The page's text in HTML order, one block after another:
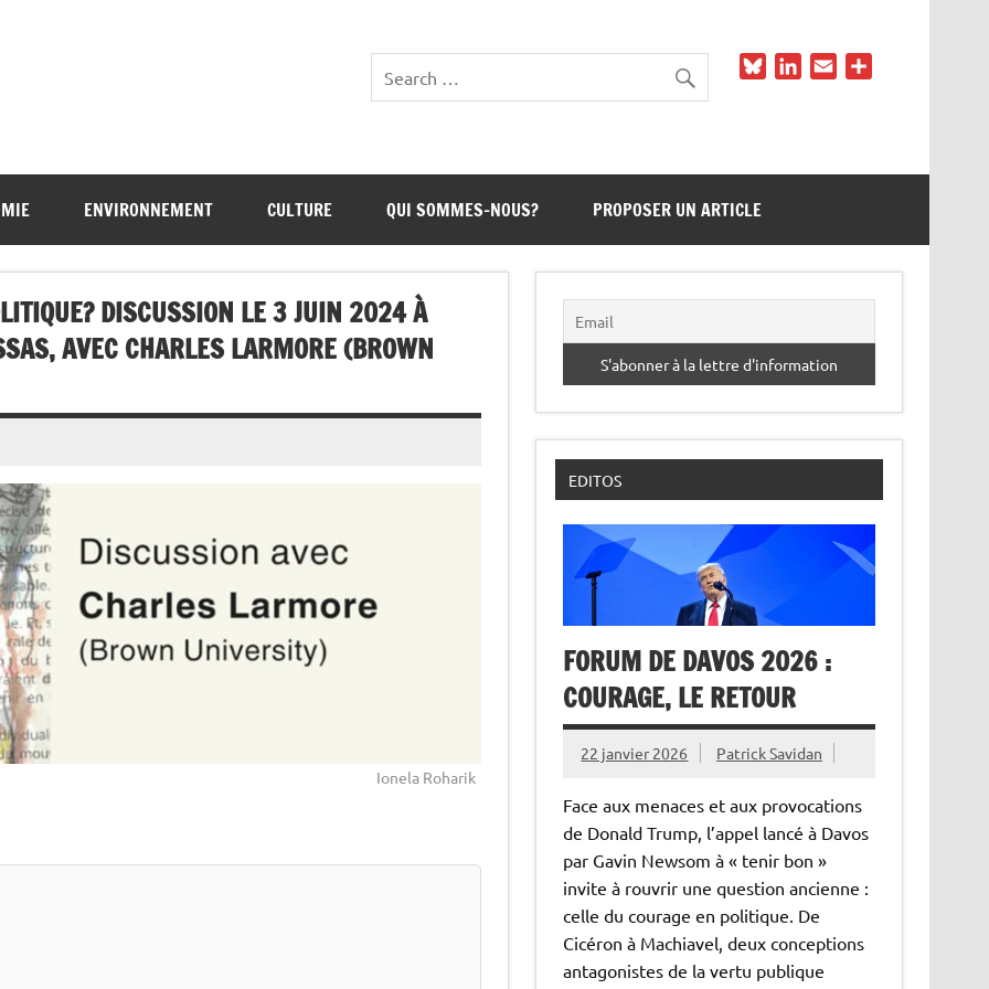
BlueskyLinkedIn
Email
ENVIRONNEMENT CULTURE QUI SOMMES-NOUS? PROPOSER UN ARTICLE
DISCUSSION LE 3 JUIN 2024 À
AVEC CHARLES LARMORE (BROWN
Ionela Roharik
EDITOS
FORUM DE DAVOS 2026 :
COURAGE, LE RETOUR
22 janvier 2026 Patrick Savidan
Face aux menaces et aux provocations
de Donald Trump, l’appel lancé à Davos
par Gavin Newsom à « tenir bon »
invite à rouvrir une question ancienne :
celle du courage en politique. De
Cicéron à Machiavel, deux conceptions
antagonistes de la vertu publique